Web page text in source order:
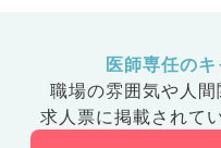
医師専任の
職場の雰囲気や人間
求人票に掲載されて